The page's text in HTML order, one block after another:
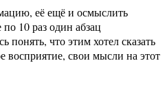
её ещё и осмыслить
10 раз один абзац
понять, что этим хотел сказать
восприятие, свои мысли на этот